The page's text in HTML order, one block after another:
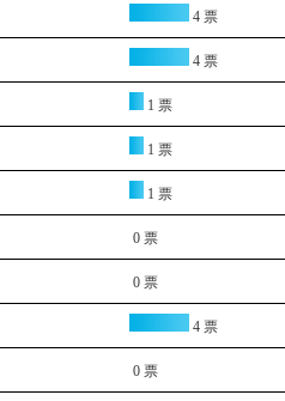
4 票
4 票
1 票
1 票
1 票
0 票
0 票
4 票
0 票